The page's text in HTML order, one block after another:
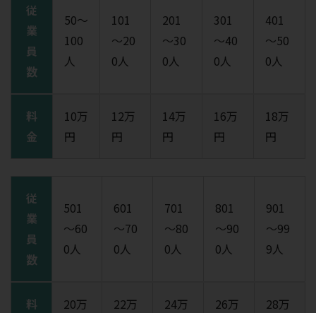
従
業
員
数
50～
100
人
101
～20
0人
201
～30
0人
301
～40
0人
401
～50
0人
料
金
10万
円
12万
円
14万
円
16万
円
18万
円
従
業
員
数
501
～60
0人
601
～70
0人
701
～80
0人
801
～90
0人
901
～99
9人
料
20万
22万
24万
26万
28万